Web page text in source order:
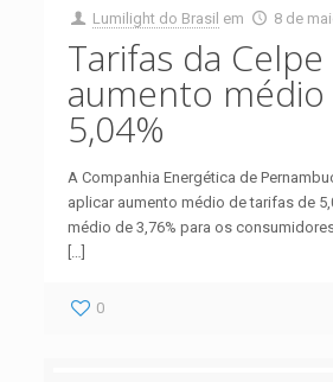
Lumilight do Brasil em 8 de
Tarifas da
aumento médio
5,04%
A Companhia Energética de
aplicar aumento médio de tarifas de
médio de 3,76% para os
[…]
0